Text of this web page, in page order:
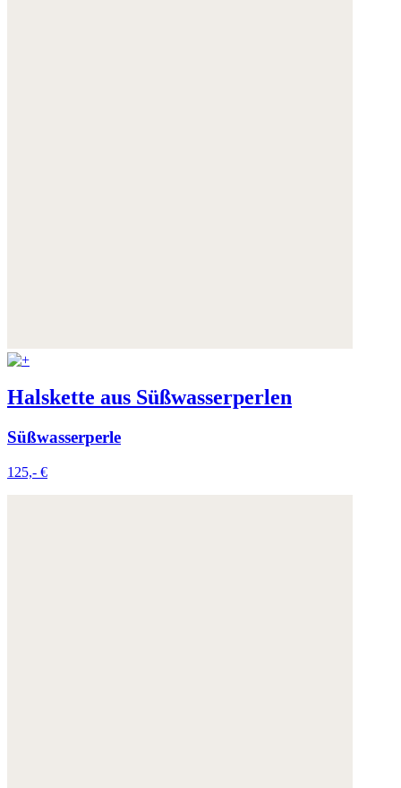
Halskette aus Süßwasserperlen
Süßwasserperle
125,- €